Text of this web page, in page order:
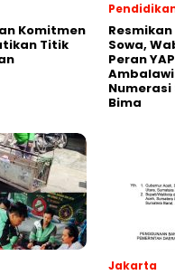
Komitmen
Titik
Sowa,
Peran
Bima
Jakarta